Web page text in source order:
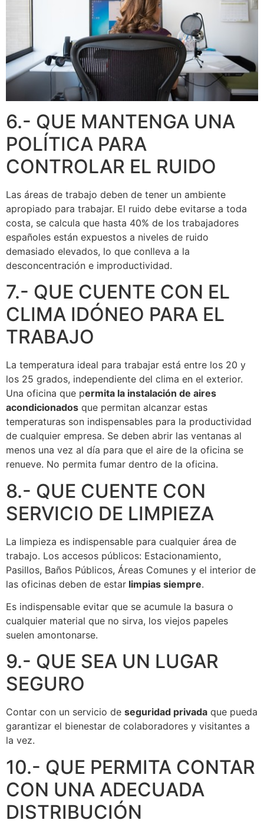
6.- QUE MANTENGA UNA
POLÍTICA PARA
CONTROLAR EL RUIDO
Las áreas de trabajo deben de tener un ambiente
apropiado para trabajar. El ruido debe evitarse a toda
costa, se calcula que hasta 40% de los trabajadores
españoles están expuestos a niveles de ruido
demasiado elevados, lo que conlleva a la
desconcentración e improductividad.
7.- QUE CUENTE CON EL
CLIMA IDÓNEO PARA EL
TRABAJO
La temperatura ideal para trabajar está entre los 20 y
los 25 grados, independiente del clima en el exterior.
Una oficina que permita la instalación de aires
acondicionados que permitan alcanzar estas
temperaturas son indispensables para la productividad
de cualquier empresa. Se deben abrir las ventanas al
menos una vez al día para que el aire de la oficina se
renueve. No permita fumar dentro de la oficina.
8.- QUE CUENTE CON
SERVICIO DE LIMPIEZA
La limpieza es indispensable para cualquier área de
trabajo. Los accesos públicos: Estacionamiento,
Pasillos, Baños Públicos, Áreas Comunes y el interior de
las oficinas deben de estar limpias siempre.
Es indispensable evitar que se acumule la basura o
cualquier material que no sirva, los viejos papeles
suelen amontonarse.
9.- QUE SEA UN LUGAR
SEGURO
Contar con un servicio de seguridad privada que pueda
garantizar el bienestar de colaboradores y visitantes a
la vez.
10.- QUE PERMITA CONTAR
CON UNA ADECUADA
DISTRIBUCIÓN